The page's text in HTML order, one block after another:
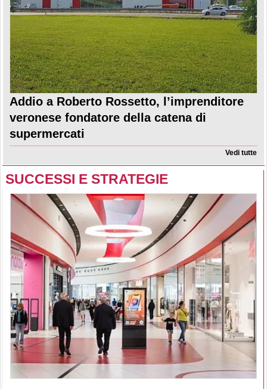
Addio a Roberto Rossetto, l’imprenditore
veronese fondatore della catena di
supermercati
Vedi tutte
SUCCESSI E STRATEGIE